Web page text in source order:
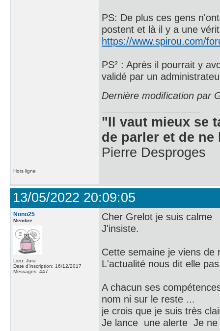
PS: De plus ces gens
postent et là il y a une
https://www.spirou.com/
PS² : Après il pourrait y
validé par un
Dernière modification par
"Il vaut mieux se
de parler et de
Pierre Desproges
Hors ligne
13/05/2022 20:09:05
Nono25
Membre
Lieu: Jura
Date d'inscription: 16/12/2017
Messages: 447
Cher Grelot je suis calme
J'insiste.
Cette semaine je viens
L'actualité nous dit elle
A chacun ses
nom ni sur le reste ...
je crois que je suis très
Je lance une alerte Je ne